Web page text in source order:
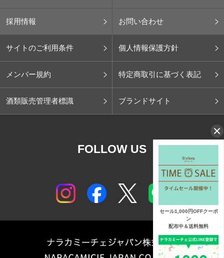
採用情報 お問い合わせ
サイトのご利用条件 個人情報保護方針
メンバー規約 特定商取引に基づく表記
酒類販売管理者標識 ブランドサイト
FOLLOW US
セール1,000円OFFクーポ
ン
配布中＆送料無料